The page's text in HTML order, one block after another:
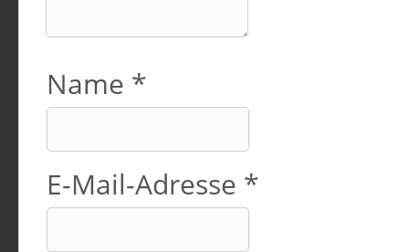
Name *
E-Mail-Adresse *